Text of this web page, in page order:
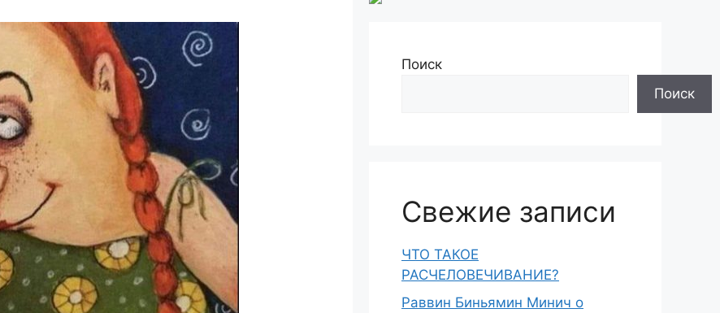
Поиск
Поиск
Свежие записи
ЧТО ТАКОЕ
РАСЧЕЛОВЕЧИВАНИЕ?
Раввин Биньямин Минич о